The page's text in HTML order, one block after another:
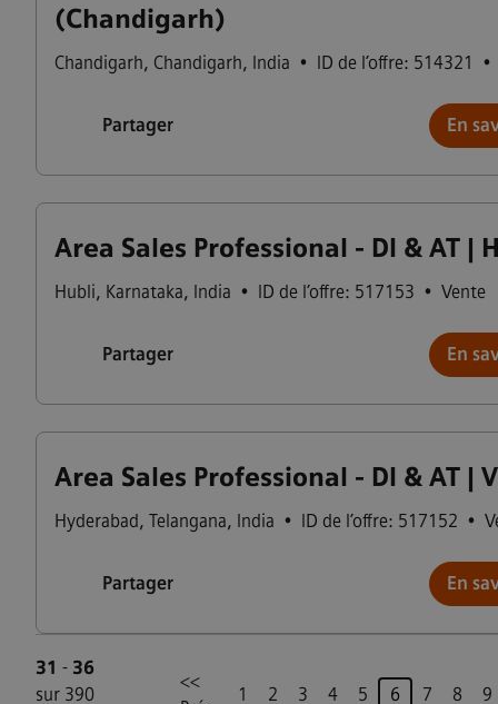
(Chandigarh)
Chandigarh, Chandigarh, India • ID de l’offre: 514321 •
Partager En
Area Sales Professional - DI & AT |
Hubli, Karnataka, India • ID de l’offre: 517153 • Vente
Partager En
Area Sales Professional - DI & AT |
Hyderabad, Telangana, India • ID de l’offre: 517152 •
Partager En
31 - 36
sur 390
<<
1 2 3 4 5 Page
6 7 8 9